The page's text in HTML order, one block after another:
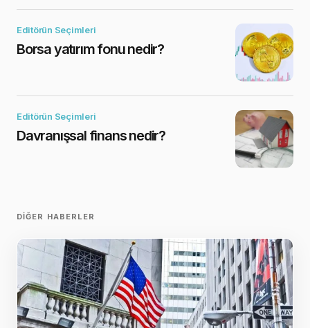
Editörün Seçimleri
Borsa yatırım fonu nedir?
Editörün Seçimleri
Davranışsal finans nedir?
DIĞER HABERLER